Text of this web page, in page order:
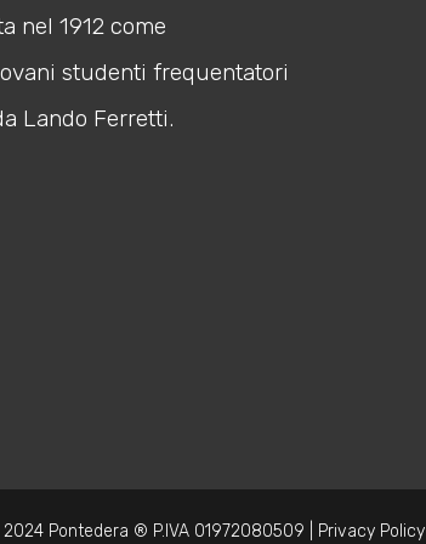
nel 1912 come
studenti frequentatori
Lando Ferretti.
Pontedera ® P.IVA 01972080509 | Privacy Policy